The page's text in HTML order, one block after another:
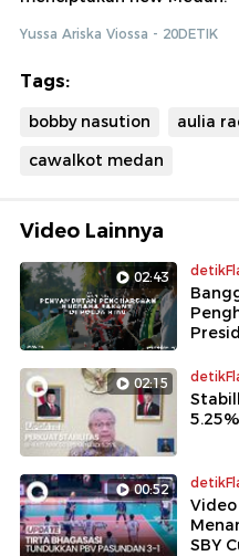
Yussa Ariska Viossa - 20DETIK
Tags:
bobby nasution aulia
cawalkot medan
Video Lainnya
02:43
02:15
5.25%
00:52
SBY